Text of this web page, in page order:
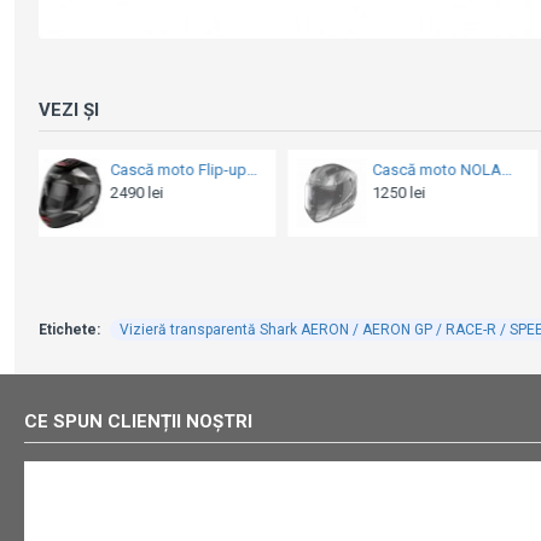
VEZI ȘI
1250 lei
2549 lei
Etichete: Vizieră transparentă Shark AERON / AERON GP / RACE-R /
CE SPUN CLIENȚII NOȘTRI